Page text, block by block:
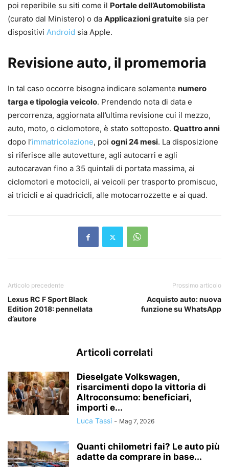
poi reperibile su siti come il Portale dell’Automobilista
(curato dal Ministero) o da Applicazioni gratuite sia per
dispositivi Android sia Apple.
Revisione auto, il promemoria
In tal caso occorre bisogna indicare solamente numero
targa e tipologia veicolo. Prendendo nota di data e
percorrenza, aggiornata all’ultima revisione cui il mezzo,
auto, moto, o ciclomotore, è stato sottoposto. Quattro anni
dopo l’immatricolazione, poi ogni 24 mesi. La disposizione
si riferisce alle autovetture, agli autocarri e agli
autocaravan fino a 35 quintali di portata massima, ai
ciclomotori e motocicli, ai veicoli per trasporto promiscuo,
ai tricicli e ai quadricicli, alle motocarrozzette e ai quad.
Articolo precedente
Lexus RC F Sport Black
Edition 2018: pennellata
d’autore
Prossimo articolo
Acquisto auto: nuova
funzione su WhatsApp
Articoli correlati
Dieselgate Volkswagen,
risarcimenti dopo la vittoria di
Altroconsumo: beneficiari,
importi e...
Luca Tassi - Mag 7, 2026
Quanti chilometri fai? Le auto più
adatte da comprare in base...